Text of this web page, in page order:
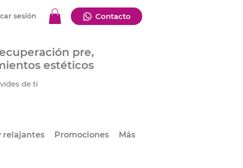
sesión Contacto
pre,
estéticos
de ti
relajantes Promociones Más